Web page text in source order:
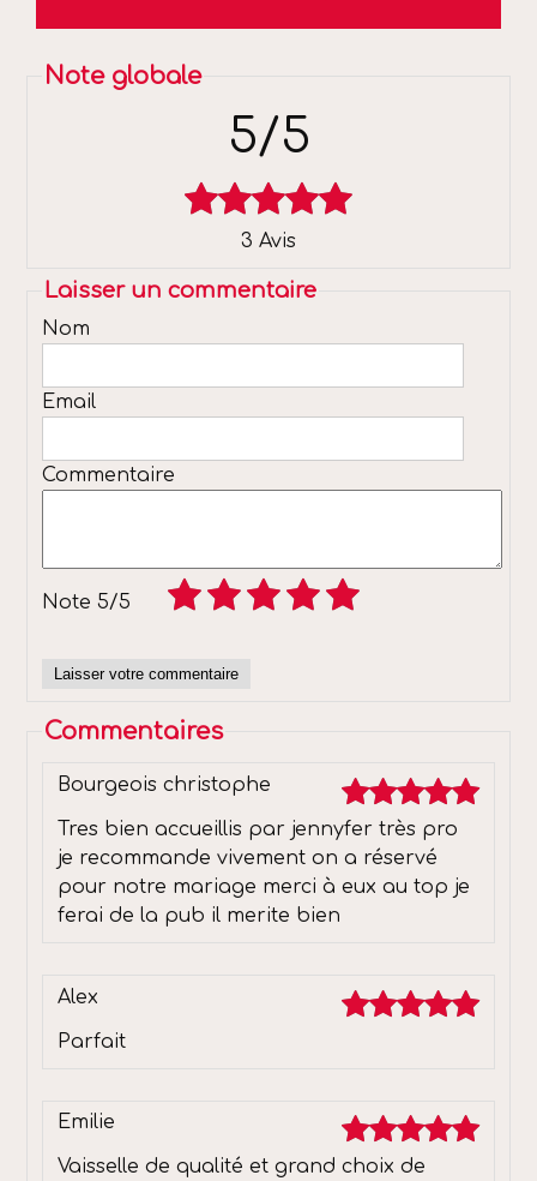
5/5
3 Avis
Laisser un commentaire
Nom
Email
Commentaire
Note5/5
Commentaires
Bourgeois christophe
Tres bien accueillis par jennyfer très pro
je recommande vivement on a réservé
pour notre mariage merci à eux au top je
ferai de la pub il merite bien
Alex
Parfait
Emilie
Vaisselle de qualité et grand choix de